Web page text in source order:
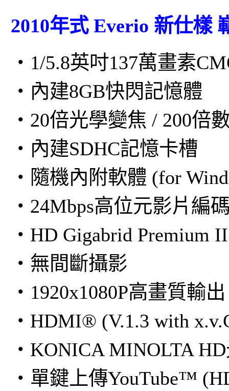
2010年式 Everio 新仕樣
・1/5.8英吋137萬畫素
・內建8GB快閃記憶體
・20倍光學變焦 / 200倍
・內建SDHC記憶卡槽
・隨機內附軟體 (for
・24Mbps高位元影片編
・HD Gigabrid Premium
・無間斷攝影
・1920x1080P高畫質輸出
・HDMI® (V.1.3 with
・KONICA MINOLTA
・單鍵上傳YouTube™